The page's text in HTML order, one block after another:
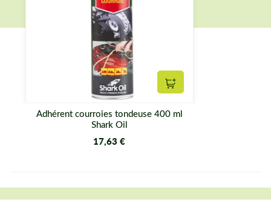
Ajouter au panier
Adhérent courroies tondeuse 400 ml
Shark Oil
17,63 €